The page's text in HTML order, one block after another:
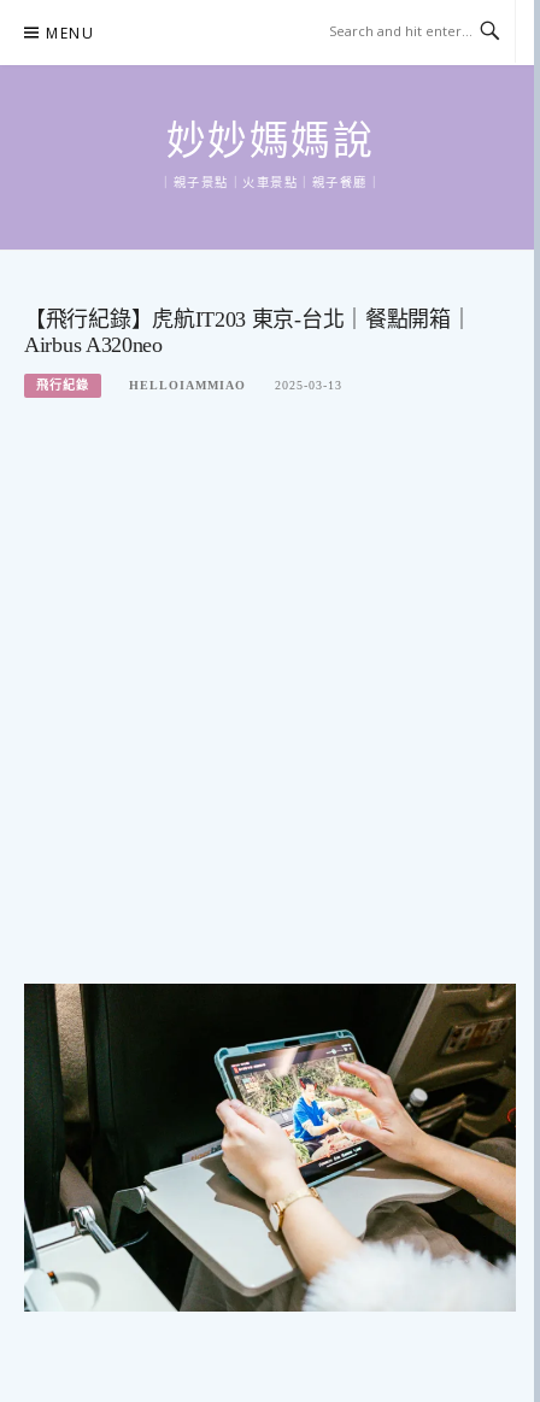
content
MENU
妙妙媽媽說
｜親子景點｜火車景點｜親子餐廳｜
【飛行紀錄】虎航IT203 東京-台北｜餐點開箱｜
Airbus A320neo
飛行紀錄 HELLOIAMMIAO 2025-03-13